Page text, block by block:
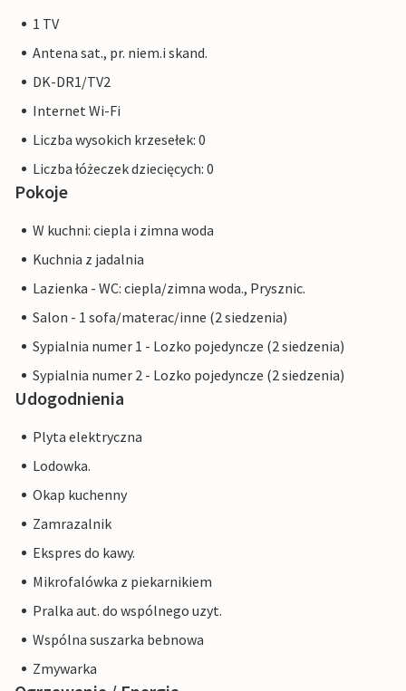
1 TV
Antena sat., pr. niem.i skand.
DK-DR1/TV2
Internet Wi-Fi
Liczba wysokich krzesełek: 0
Liczba łóżeczek dziecięcych: 0
Pokoje
W kuchni: ciepla i zimna woda
Kuchnia z jadalnia
Lazienka - WC: ciepla/zimna woda., Prysznic.
Salon - 1 sofa/materac/inne (2 siedzenia)
Sypialnia numer 1 - Lozko pojedyncze (2 siedzenia)
Sypialnia numer 2 - Lozko pojedyncze (2 siedzenia)
Udogodnienia
Plyta elektryczna
Lodowka.
Okap kuchenny
Zamrazalnik
Ekspres do kawy.
Mikrofalówka z piekarnikiem
Pralka aut. do wspólnego uzyt.
Wspólna suszarka bebnowa
Zmywarka